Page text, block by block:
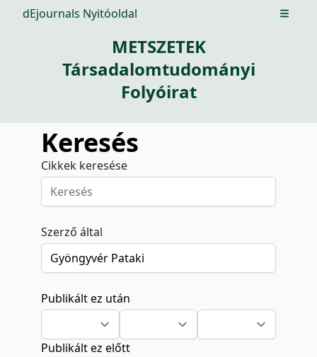
dEjournals Nyitóoldal Open
METSZETEK
Társadalomtudományi
Folyóirat
Keresés
Cikkek keresése
Szerző által
Publikált ez után
Publikált ez előtt